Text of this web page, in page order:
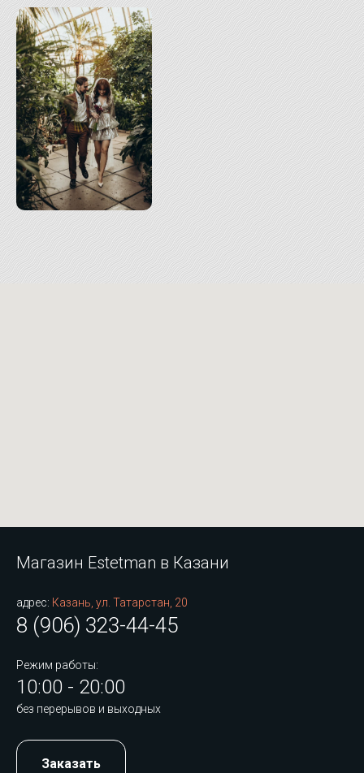
Магазин Estetman в Казани
адрес: Казань, ул. Татарстан, 20
8 (906) 323-44-45
Режим работы:
10:00 - 20:00
без перерывов и выходных
Заказать